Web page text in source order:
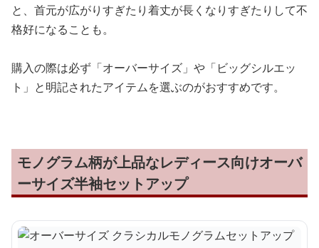
と、首元が広がりすぎたり着丈が長くなりすぎたりして不
格好になることも。
購入の際は必ず「オーバーサイズ」や「ビッグシルエッ
ト」と明記されたアイテムを選ぶのがおすすめです。
モノグラム柄が上品なレディース向けオーバ
ーサイズ半袖セットアップ